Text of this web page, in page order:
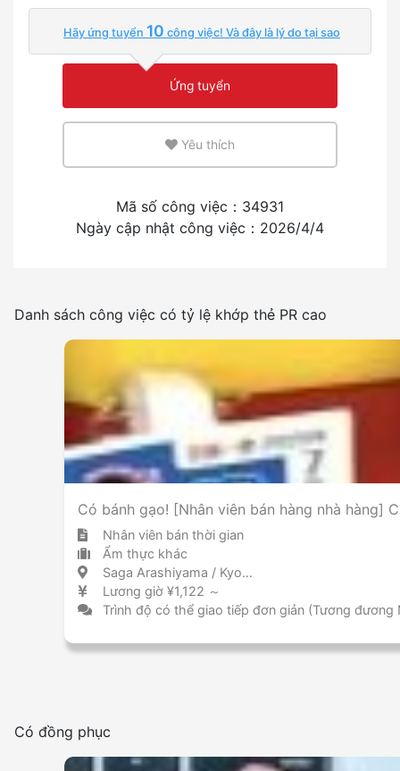
Môi trường sử dụng tiếng anh hoặc tiếng mẹ đẻ
Kinh nghiệm tuyển dụng người nước ngoài
Tần suất sử dụng tiếng nhật
Cấm hút thuốc lá trong phòng
Hãy ứng tuyển 10 công việc! Và đây là lý do tại sao
Ứng tuyển
Yêu thích
Mã số công việc：34931
Ngày cập nhật công việc：2026/4/4
Danh sách công việc có tỷ lệ khớp thẻ PR cao
Có bánh gạo! [Nhân viên bán hàng nhà hàng]
Nhân viên bán thời gian
Ẩm thực khác
Saga Arashiyama / Kyoto 嵯峨嵐山 / 京都府
Lương giờ ¥1,122 ～
Trình độ có thể giao tiếp đơn giản (Tương đương
Có đồng phục